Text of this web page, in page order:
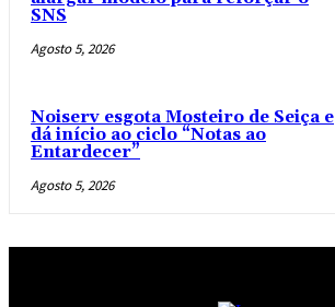
SNS
Agosto 5, 2026
Noiserv esgota Mosteiro de Seiça e
dá início ao ciclo “Notas ao
Entardecer”
Agosto 5, 2026